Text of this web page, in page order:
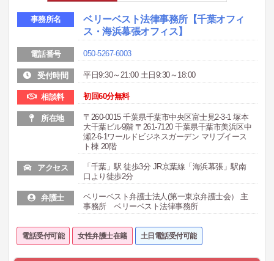
事務所名 ベリーベスト法律事務所【千葉オフィ
ス・海浜幕張オフィス】
電話番号 050-5267-6003
受付時間 平日9:30～21:00 土日9:30～18:00
相談料 初回60分無料
所在地
〒260-0015 千葉県千葉市中央区富士見2-3-1 塚本
大千葉ビル9階 〒261-7120 千葉県千葉市美浜区中
瀬2-6-1ワールドビジネスガーデン マリブイース
ト棟 20階
アクセス
「千葉」駅 徒歩3分 JR京葉線「海浜幕張」駅南
口より徒歩2分
弁護士
ベリーベスト弁護士法人(第一東京弁護士会） 主
事務所 ベリーベスト法律事務所
電話受付可能 女性弁護士在籍 土日電話受付可能